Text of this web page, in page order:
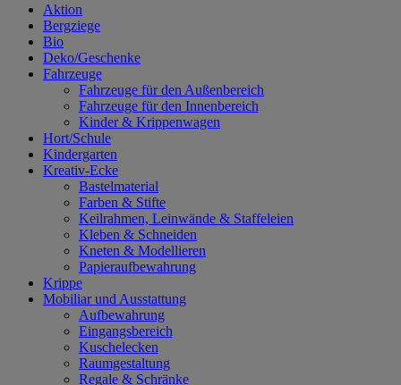
Aktion
Bergziege
Bio
Deko/Geschenke
Fahrzeuge
Fahrzeuge für den Außenbereich
Fahrzeuge für den Innenbereich
Kinder & Krippenwagen
Hort/Schule
Kindergarten
Kreativ-Ecke
Bastelmaterial
Farben & Stifte
Keilrahmen, Leinwände & Staffeleien
Kleben & Schneiden
Kneten & Modellieren
Papieraufbewahrung
Krippe
Mobiliar und Ausstattung
Aufbewahrung
Eingangsbereich
Kuschelecken
Raumgestaltung
Regale & Schränke